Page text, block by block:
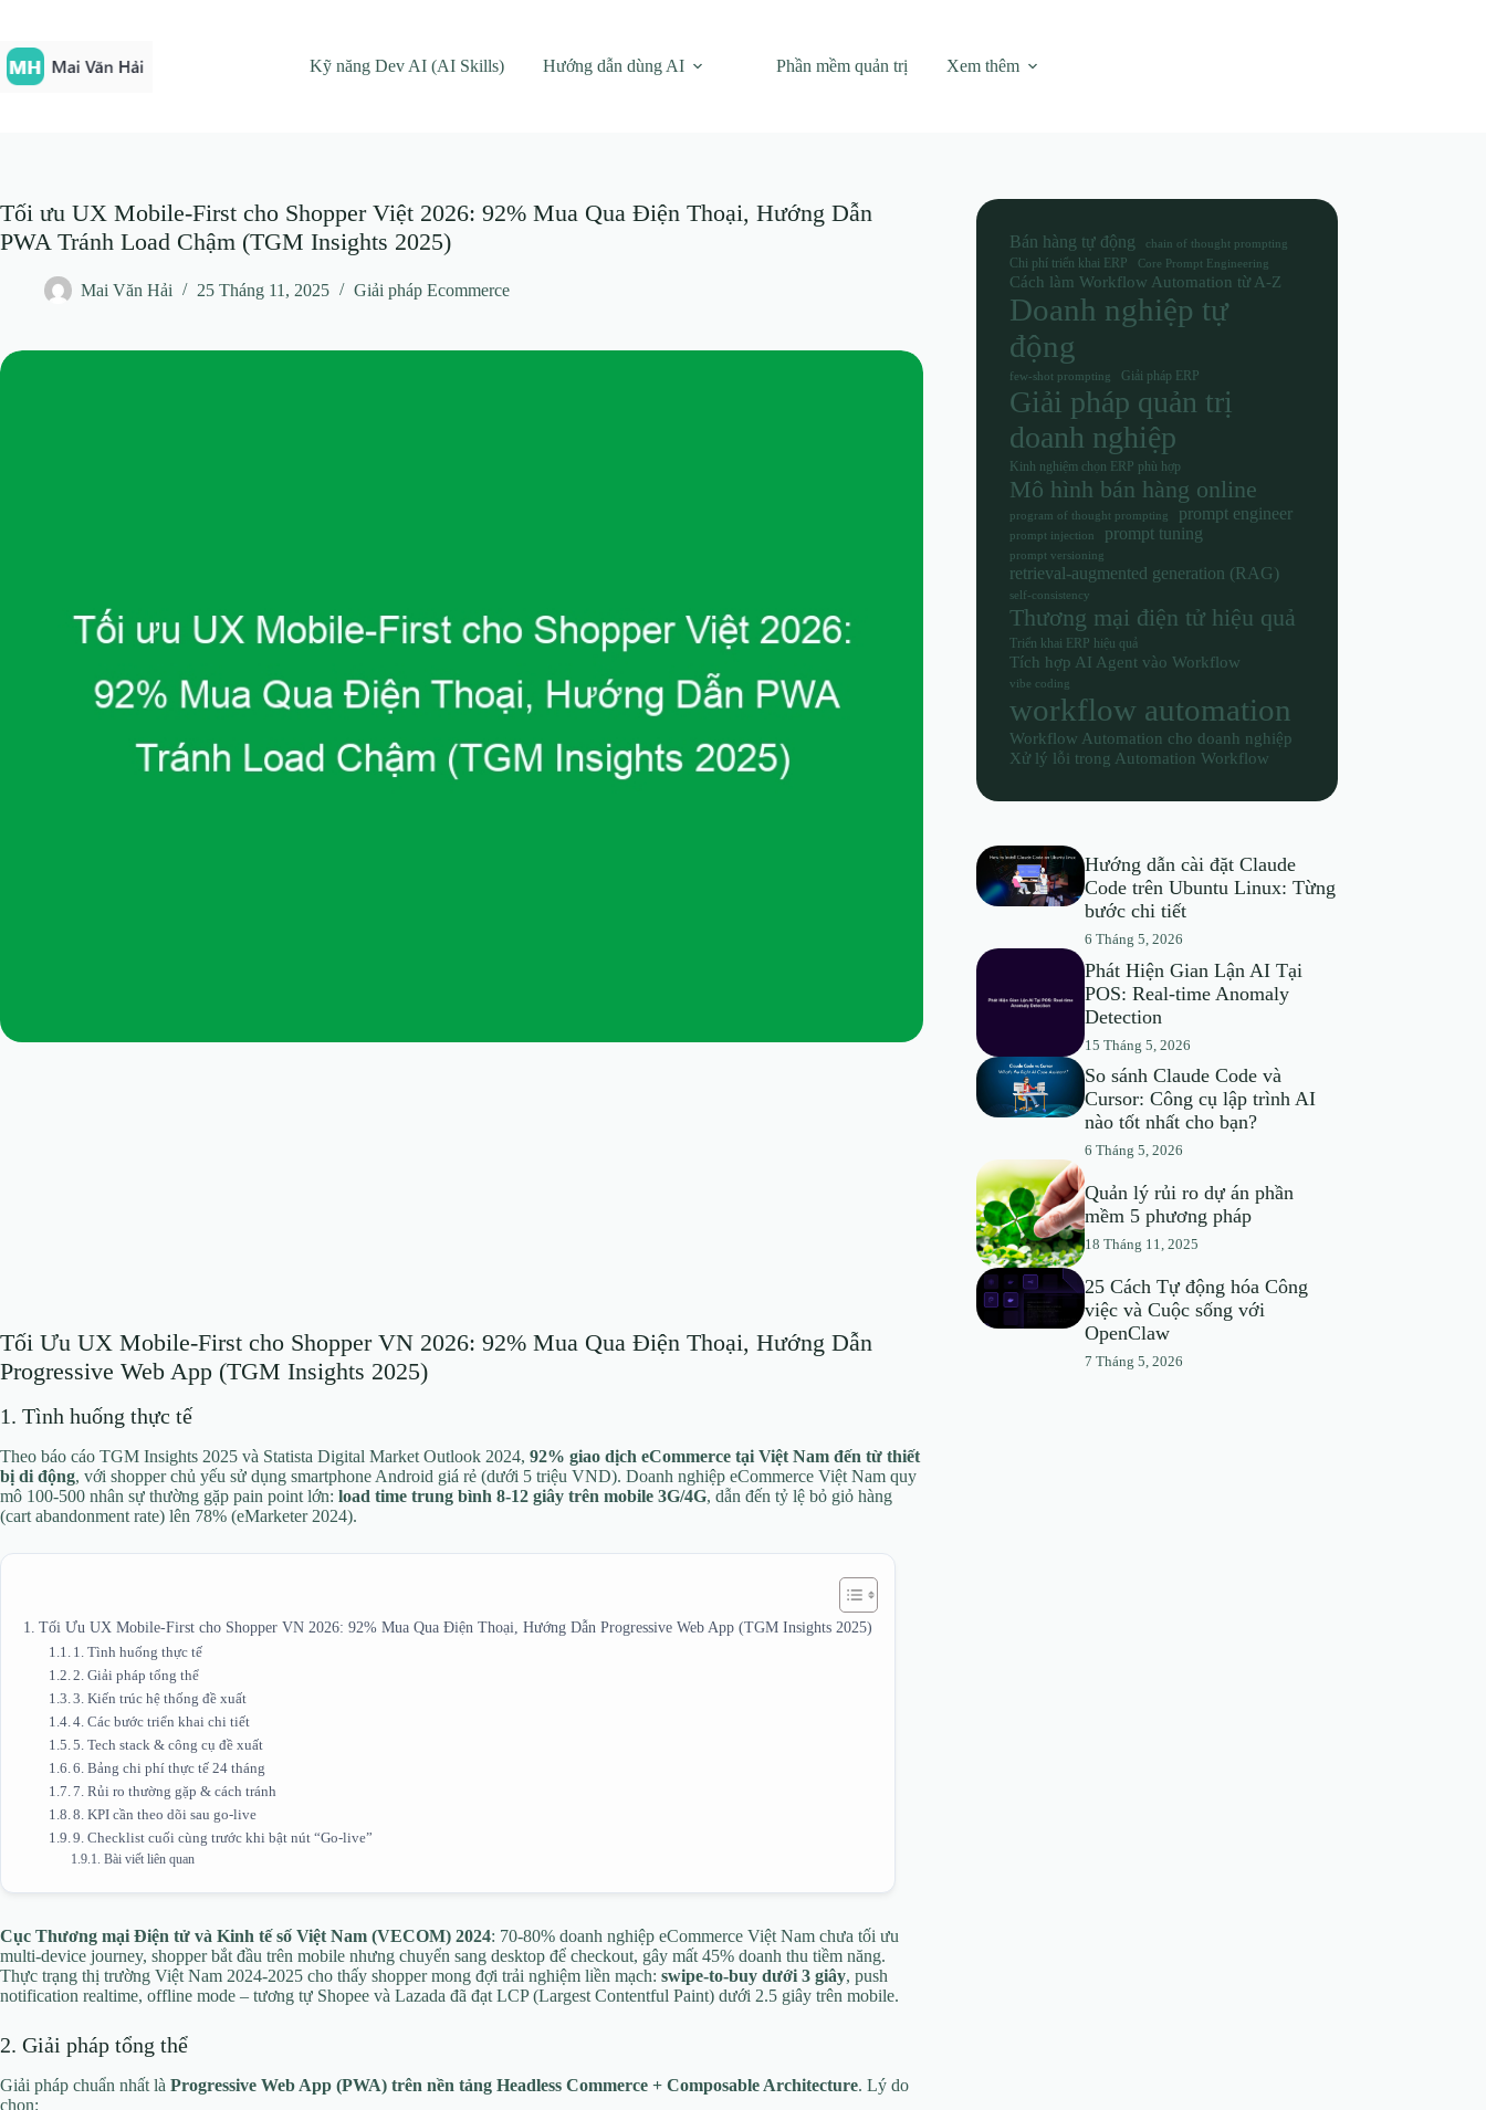
phần
nội
dung
Kỹ năng Dev AI (AI Skills) Hướng dẫn dùng AI Phần mềm quản trị Xem thêm
Tối ưu UX Mobile-First cho Shopper Việt 2026: 92% Mua Qua Điện Thoại, Hướng Dẫn
PWA Tránh Load Chậm (TGM Insights 2025)
Mai Văn Hải 25 Tháng 11, 2025 Giải pháp Ecommerce
Tối Ưu UX Mobile-First cho Shopper VN 2026: 92% Mua Qua Điện Thoại, Hướng Dẫn
Progressive Web App (TGM Insights 2025)
1. Tình huống thực tế
Theo báo cáo TGM Insights 2025 và Statista Digital Market Outlook 2024, 92% giao dịch eCommerce tại Việt Nam đến từ thiết
bị di động, với shopper chủ yếu sử dụng smartphone Android giá rẻ (dưới 5 triệu VND). Doanh nghiệp eCommerce Việt Nam quy
mô 100-500 nhân sự thường gặp pain point lớn: load time trung bình 8-12 giây trên mobile 3G/4G, dẫn đến tỷ lệ bỏ giỏ hàng
(cart abandonment rate) lên 78% (eMarketer 2024).
Tối Ưu UX Mobile-First cho Shopper VN 2026: 92% Mua Qua Điện Thoại, Hướng Dẫn Progressive Web App (TGM Insights 2025)
1. Tình huống thực tế
2. Giải pháp tổng thể
3. Kiến trúc hệ thống đề xuất
4. Các bước triển khai chi tiết
5. Tech stack & công cụ đề xuất
6. Bảng chi phí thực tế 24 tháng
7. Rủi ro thường gặp & cách tránh
8. KPI cần theo dõi sau go-live
9. Checklist cuối cùng trước khi bật nút “Go-live”
Bài viết liên quan
Cục Thương mại Điện tử và Kinh tế số Việt Nam (VECOM) 2024: 70-80% doanh nghiệp eCommerce Việt Nam chưa tối ưu
multi-device journey, shopper bắt đầu trên mobile nhưng chuyển sang desktop để checkout, gây mất 45% doanh thu tiềm năng.
Thực trạng thị trường Việt Nam 2024-2025 cho thấy shopper mong đợi trải nghiệm liền mạch: swipe-to-buy dưới 3 giây, push
notification realtime, offline mode – tương tự Shopee và Lazada đã đạt LCP (Largest Contentful Paint) dưới 2.5 giây trên mobile.
2. Giải pháp tổng thể
Giải pháp chuẩn nhất là Progressive Web App (PWA) trên nền tảng Headless Commerce + Composable Architecture. Lý do
chọn:
Bán hàng tự động chain of thought prompting
Chi phí triển khai ERP Core Prompt Engineering
Cách làm Workflow Automation từ A-Z
Doanh nghiệp tự
động
few-shot prompting Giải pháp ERP
Giải pháp quản trị
doanh nghiệp
Kinh nghiệm chọn ERP phù hợp
Mô hình bán hàng online
program of thought prompting prompt engineer
prompt injection prompt tuning
prompt versioning
retrieval-augmented generation (RAG)
self-consistency
Thương mại điện tử hiệu quả
Triển khai ERP hiệu quả
Tích hợp AI Agent vào Workflow
vibe coding
workflow automation
Workflow Automation cho doanh nghiệp
Xử lý lỗi trong Automation Workflow
Hướng dẫn cài đặt Claude
Code trên Ubuntu Linux: Từng
bước chi tiết
6 Tháng 5, 2026
Phát Hiện Gian Lận AI Tại
POS: Real-time Anomaly
Detection
15 Tháng 5, 2026
So sánh Claude Code và
Cursor: Công cụ lập trình AI
nào tốt nhất cho bạn?
6 Tháng 5, 2026
Quản lý rủi ro dự án phần
mềm 5 phương pháp
18 Tháng 11, 2025
25 Cách Tự động hóa Công
việc và Cuộc sống với
OpenClaw
7 Tháng 5, 2026